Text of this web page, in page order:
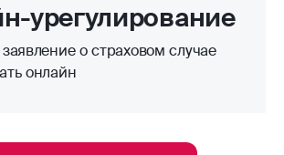
урегулирование
о страховом случае
онлайн